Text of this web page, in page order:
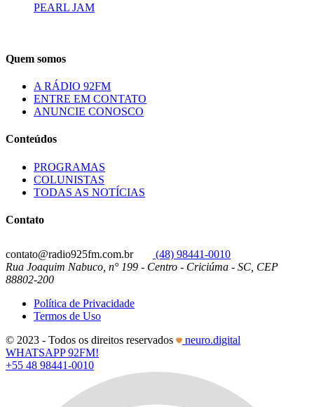
PEARL JAM
Quem somos
A RÁDIO 92FM
ENTRE EM CONTATO
ANUNCIE CONOSCO
Conteúdos
PROGRAMAS
COLUNISTAS
TODAS AS NOTÍCIAS
Contato
contato@radio925fm.com.br
(48) 98441-0010
Rua Joaquim Nabuco, n° 199 - Centro - Criciúma - SC, CEP
88802-200
Política de Privacidade
Termos de Uso
© 2023 - Todos os direitos reservados
neuro.digital
WHATSAPP 92FM!
+55 48 98441-0010